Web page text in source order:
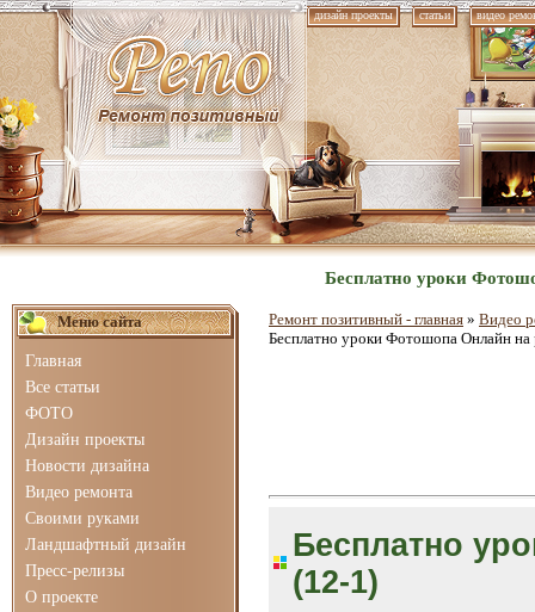
дизайн проекты статьи видео
Бесплатно уроки
Меню сайта
Главная
Все статьи
ФОТО
Дизайн проекты
Новости дизайна
Видео ремонта
Своими руками
Ландшафтный дизайн
Пресс-релизы
О проекте
Ремонт позитивный - главная » Видео
Бесплатно уроки Фотошопа Онлайн на
Бесплатно
(12-1)